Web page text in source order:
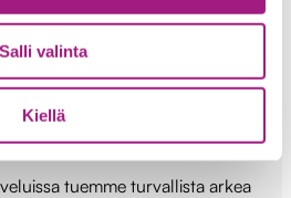
Salli valinta
Kiellä
ja tukea ikäihmisille ja
yksilöllisellä, lämpimällä ja
otteella.
tuemme turvallista arkea